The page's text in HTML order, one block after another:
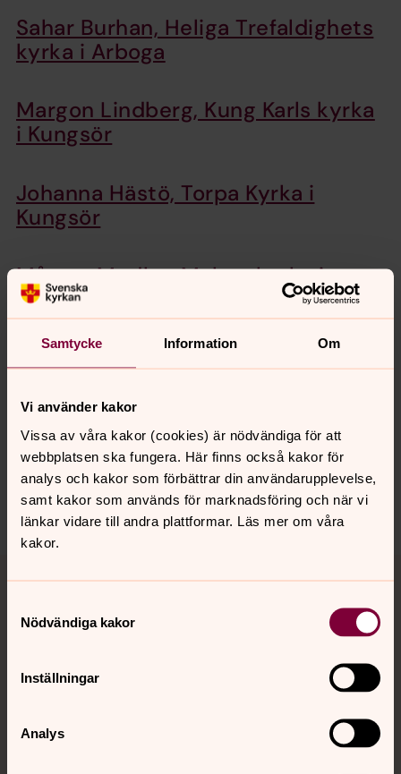
Samtycke Information Om
Vi använder kakor
Vissa av våra kakor (cookies) är nödvändiga för att
webbplatsen ska fungera. Här finns också kakor för
analys och kakor som förbättrar din användarupplevelse,
samt kakor som används för marknadsföring och när vi
länkar vidare till andra plattformar. Läs mer om våra
kakor.
Nödvändiga kakor
Inställningar
Analys
Sahar Burhan, Heliga Trefaldighets
kyrka i Arboga
Margon Lindberg, Kung Karls kyrka
i Kungsör
Johanna Hästö, Torpa Kyrka i
Kungsör
Mårten Medbo, Malma kyrka i
Köping
Kari Steihaug, Köpings Kyrka
Senast ändrad 19 december 2024
Dela